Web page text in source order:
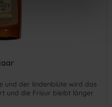
und der lindenblüte wird das
und die Frisur bleibt länger